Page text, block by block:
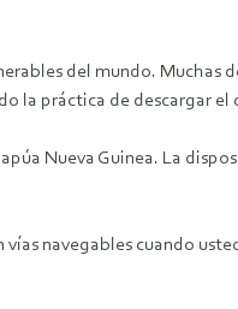
del mundo. Muchas
la práctica de descargar el
Nueva Guinea. La
navegables cuando